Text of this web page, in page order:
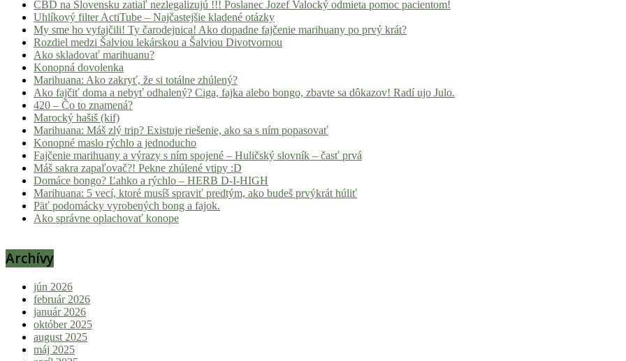
CBD na Slovensku zatiaľ nezlegalizujú !!! Poslanec Jozef Valocký odmieta pomoc pacientom!
Uhlíkový filter ActiTube – Najčastejšie kladené otázky
My sme ho vyfajčili! Ty čarodejnica! Ako dopadne fajčenie marihuany po prvý krát?
Rozdiel medzi Šalviou lekárskou a Šalviou Divotvornou
Ako skladovať marihuanu?
Konopná dovolenka
Marihuana: Ako zakryť, že si totálne zhúlený?
Ako fajčiť doma a nebyť odhalený? Ciga, fajka alebo bongo, zbavte sa dôkazov! Radí ujo Julo.
420 – Čo to znamená?
Marocký hašiš (kif)
Marihuana: Máš zlý trip? Existuje riešenie, ako sa s ním popasovať
Konopné maslo rýchlo a jednoducho
Fajčenie marihuany a výrazy s ním spojené – Huličský slovník – časť prvá
Máš sakra zapaľovač?! Pekne zhúlené vtipy :D
Domáce bongo? Ľahko a rýchlo – HERB D-I-HIGH
Marihuana: 5 vecí, ktoré musíš spraviť predtým, ako budeš prvýkrát húliť
Päť podomácky vyrobených bong a fajok.
Ako správne oplachovať konope
Archívy
jún 2026
február 2026
január 2026
október 2025
august 2025
máj 2025